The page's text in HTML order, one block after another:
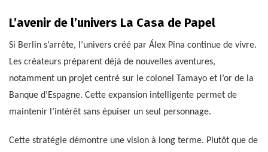
L’avenir de l’univers La Casa de Papel
Si Berlin s’arrête, l’univers créé par Álex Pina continue de vivre.
Les créateurs préparent déjà de nouvelles aventures,
notamment un projet centré sur le colonel Tamayo et l’or de la
Banque d’Espagne. Cette expansion intelligente permet de
maintenir l’intérêt sans épuiser un seul personnage.
Cette stratégie démontre une vision à long terme. Plutôt que de